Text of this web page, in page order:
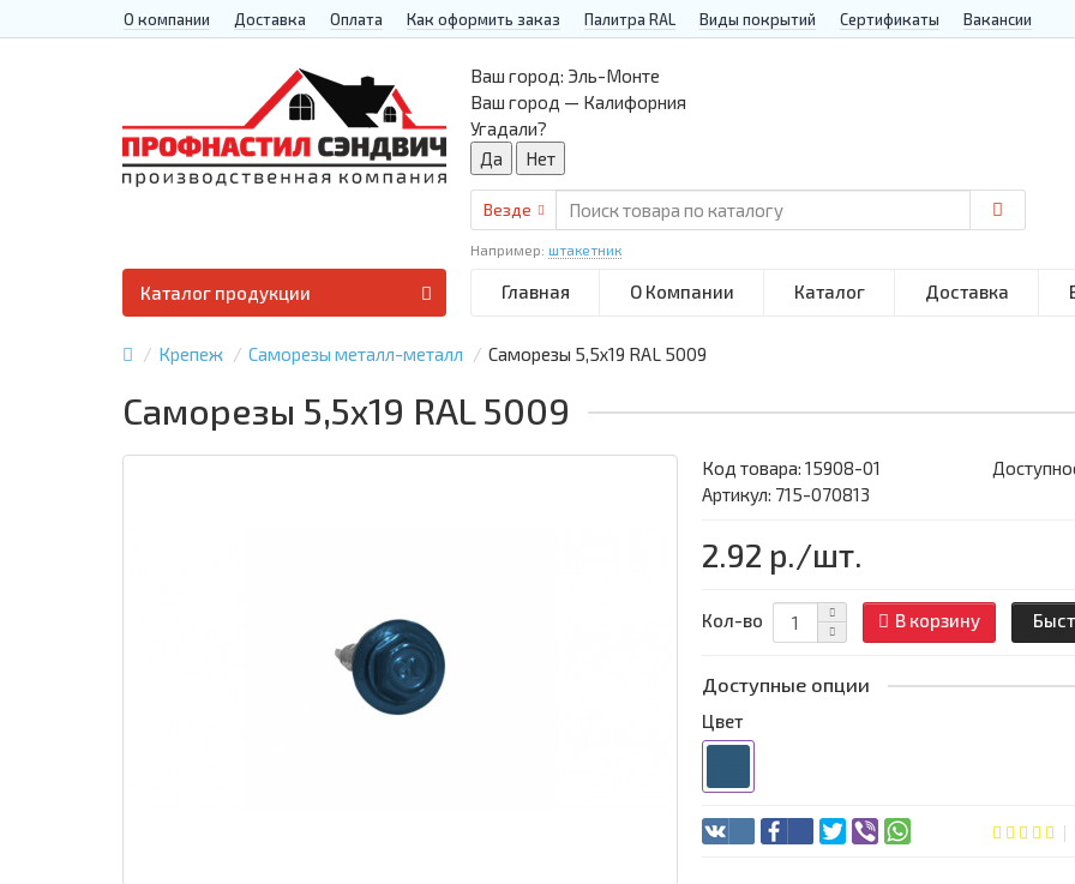
О компании Доставка Оплата Как оформить заказ Палитра RAL Виды покрытий Сертификаты Вакансии
Ваш город: Эль-Монте
Ваш город — Калифорния
Угадали?
Везде
Например: штакетник
Главная О Компании Каталог Доставка
Каталог продукции
Крепеж Саморезы металл-металл Саморезы 5,5х19 RAL 5009
Саморезы 5,5х19 RAL 5009
Код товара:15908-01
Артикул: 715-070813
2.92 р./шт.
Кол-во В корзину
Доступные опции
Цвет